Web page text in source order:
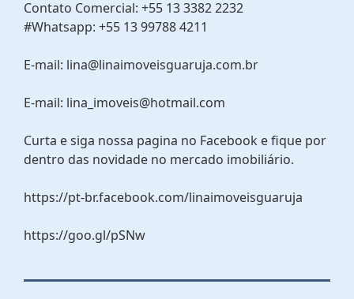
Contato Comercial: +55 13 3382 2232
#Whatsapp: +55 13 99788 4211
E-mail: lina@linaimoveisguaruja.com.br
E-mail: lina_imoveis@hotmail.com
Curta e siga nossa pagina no Facebook e fique por
dentro das novidade no mercado imobiliário.
https://pt-br.facebook.com/linaimoveisguaruja
https://goo.gl/pSNw